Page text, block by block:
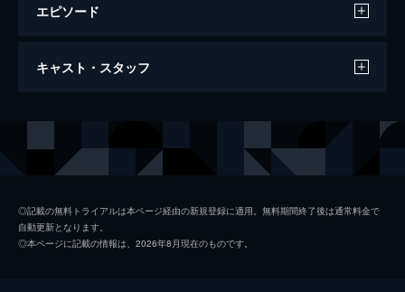
エピソード
第1話 ある日僕らは大豆を植えることにし
なった仲良し4人組。清潭洞に集合した4人は
が初めての4人は、実際に畑を目の当たりに
第2話 植えた 見た そして…伏日だった
少しずつ農機具の扱いにも慣れてきた4人は
キャスト・スタッフ
キム･ウビン
◎記載の無料トライアルは本ページ経由の新規登録に適用。無料期間終了後は通常料金で
自動更新となります。
◎本ページに記載の情報は、2026年8月現在のものです。